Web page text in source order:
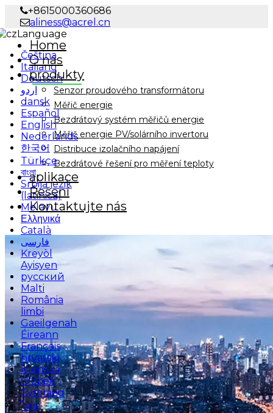
+8615000360686
aliness@acrel.cn
Language
Čeština
Italiano
Deutsch
اردو
dansk
Español
English
Nederlands
한국어
Türkçe
বাংলা
Srbija jezik
(latinica)
Melayu
Ελληνικά
Català
فارسی
Kreyòl
Ayisyen
русский
Malti
România
limbi
Gaeilgenah
Éireann
Français
hrvatski
íslenska
O'zbek
Cymraeg
ไทย
Home
O nás
produkty
Senzor proudového transformátoru
Měřič energie
Bezdrátový systém měřičů energie
Měřič energie PV/solárního invertoru
Distribuce izolačního napájení
Bezdrátové řešení pro měření teploty
aplikace
Řešení
Kontaktujte nás